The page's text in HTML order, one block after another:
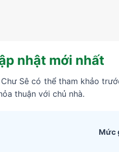
nhật mới nhất
Sê có thể tham khảo
thuận với chủ nhà.
Mức